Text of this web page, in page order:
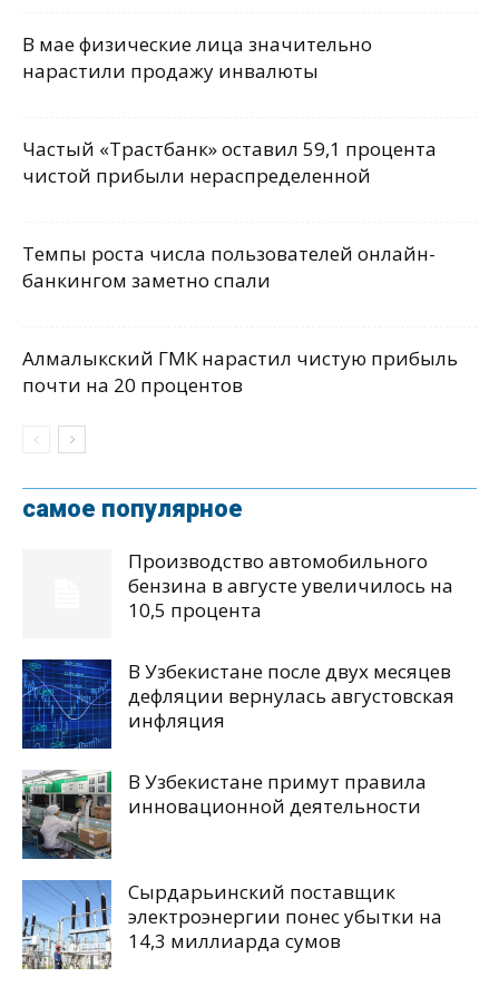
В мае физические лица значительно
нарастили продажу инвалюты
Частый «Трастбанк» оставил 59,1 процента
чистой прибыли нераспределенной
Темпы роста числа пользователей онлайн-
банкингом заметно спали
Алмалыкский ГМК нарастил чистую прибыль
почти на 20 процентов
самое популярное
Производство автомобильного
бензина в августе увеличилось на
10,5 процента
В Узбекистане после двух месяцев
дефляции вернулась августовская
инфляция
В Узбекистане примут правила
инновационной деятельности
Сырдарьинский поставщик
электроэнергии понес убытки на
14,3 миллиарда сумов